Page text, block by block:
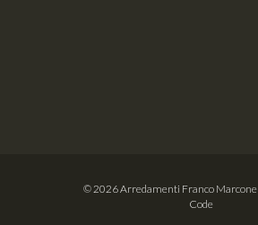
© 2026Arredamenti Franco Marcone
Code